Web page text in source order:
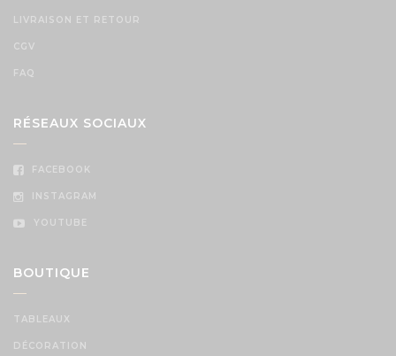
LIVRAISON ET RETOUR
CGV
FAQ
RÉSEAUX SOCIAUX
FACEBOOK
INSTAGRAM
YOUTUBE
BOUTIQUE
TABLEAUX
DÉCORATION